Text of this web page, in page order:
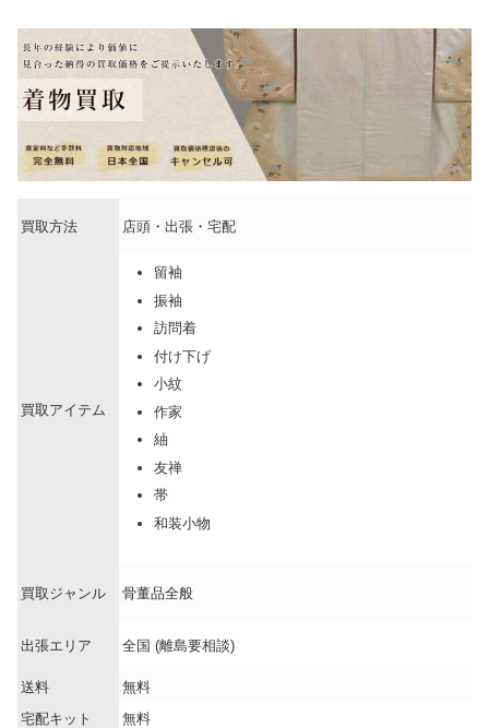
買取方法 店頭・出張・宅配
買取アイテム
留袖
振袖
訪問着
付け下げ
小紋
作家
紬
友禅
帯
和装小物
買取ジャンル 骨董品全般
出張エリア 全国 (離島要相談)
送料
無料
宅配キット
無料